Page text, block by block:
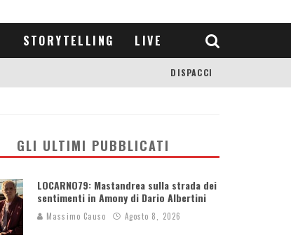
STORYTELLING LIVE
DISPACCI
GLI ULTIMI PUBBLICATI
LOCARNO79: Mastandrea sulla strada dei
sentimenti in Amony di Dario Albertini
Massimo Causo Agosto 8, 2026